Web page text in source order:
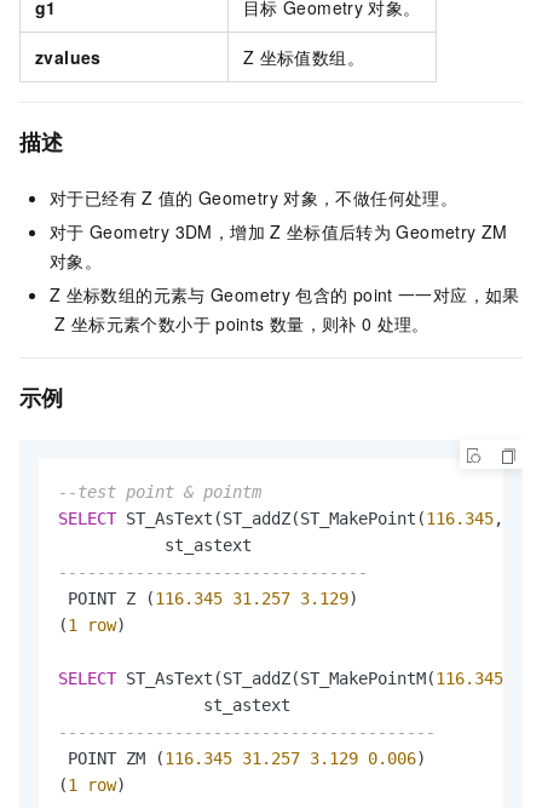
g1 目标 Geometry 对象。
zvalues Z 坐标值数组。
描述
对于已经有 Z 值的 Geometry 对象，不做任何处理。
对于 Geometry 3DM，增加 Z 坐标值后转为 Geometry ZM
对象。
Z 坐标数组的元素与 Geometry 包含的 point 一一对应，如果
Z 坐标元素个数小于 points 数量，则补 0 处理。
示例
--test point & pointm
SELECT ST_AsText(ST_addZ(ST_MakePoint(116.345,
--------------------------------
POINT Z (116.345 31.257 3.129)
(1 row)
SELECT ST_AsText(ST_addZ(ST_MakePointM(116.345
---------------------------------------
POINT ZM (116.345 31.257 3.129 0.006)
(1 row)